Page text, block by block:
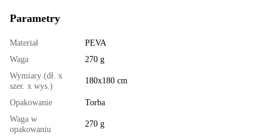
Parametry
Materiał
PEVA
Waga
270 g
Wymiary (dł. x
szer. x wys.)
180x180 cm
Opakowanie
Torba
Waga w
opakowaniu
270 g